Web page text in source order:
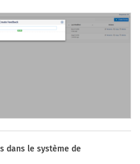
dans le système de